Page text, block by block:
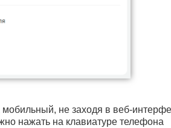
не заходя в веб-
нажать на клавиатуре телефона